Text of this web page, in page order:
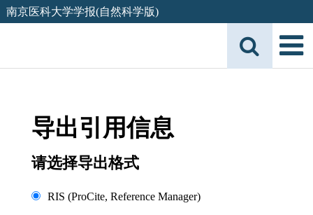
南京医科大学学报(自然科学版)
导出引用信息
请选择导出格式
RIS (ProCite, Reference Manager)